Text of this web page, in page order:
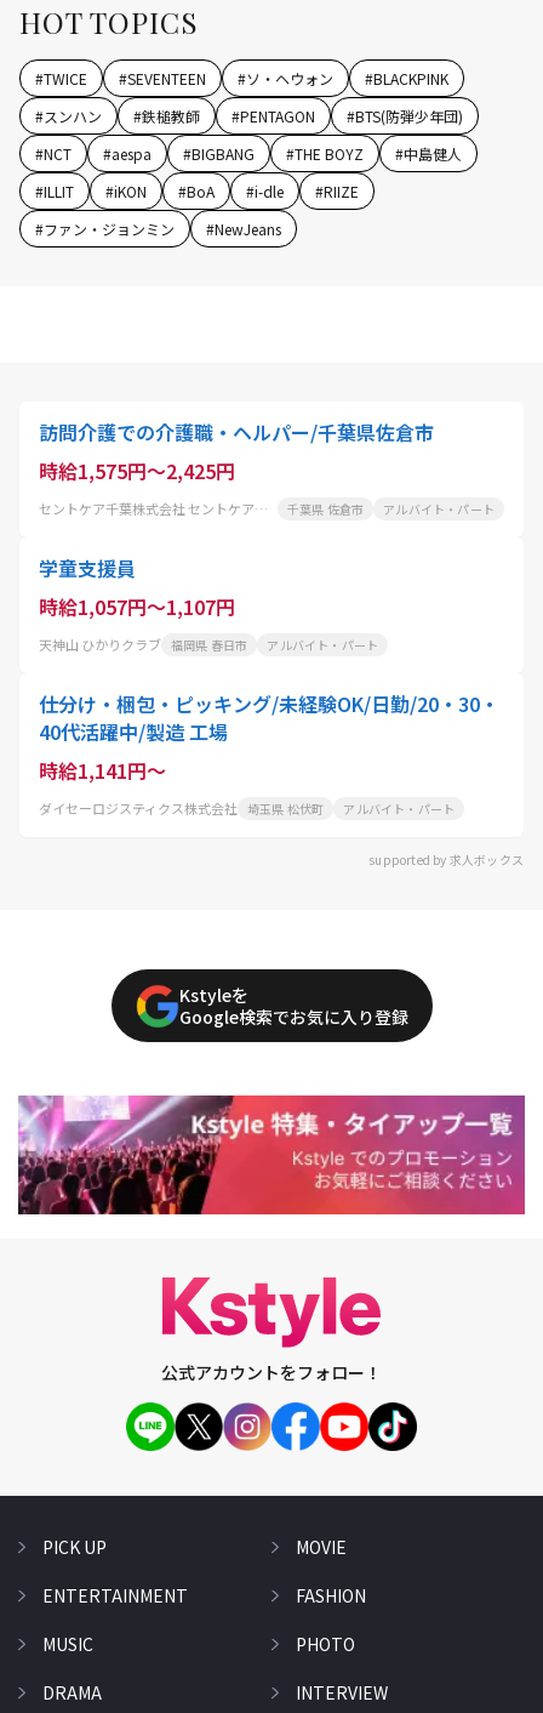
HOT TOPICS
#TWICE #SEVENTEEN #ソ・ヘウォン #BLACKPINK
#スンハン #鉄槌教師 #PENTAGON #BTS(防弾少年団)
#NCT #aespa #BIGBANG #THE BOYZ #中島健人
#ILLIT #iKON #BoA #i-dle #RIIZE
#ファン・ジョンミン #NewJeans
訪問介護での介護職・ヘルパー/千葉県佐倉市
時給1,575円～2,425円
セントケア千葉株式会社 セントケア佐倉 千葉県 佐倉市 アルバイト・パート
学童支援員
時給1,057円～1,107円
天神山 ひかりクラブ 福岡県 春日市 アルバイト・パート
仕分け・梱包・ピッキング/未経験OK/日勤/20・30・
40代活躍中/製造 工場
時給1,141円～
ダイセーロジスティクス株式会社 埼玉県 松伏町 アルバイト・パート
supported by 求人ボックス
Kstyleを
Google検索でお気に入り登録
公式アカウントをフォロー！
PICK UP
ENTERTAINMENT
MUSIC
DRAMA
MOVIE
FASHION
PHOTO
INTERVIEW